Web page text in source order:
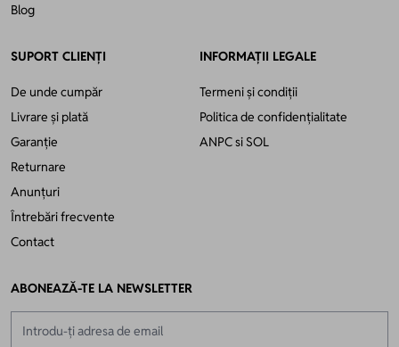
Blog
SUPORT CLIENȚI
De unde cumpăr
Livrare și plată
Garanție
Returnare
Anunțuri
Întrebări frecvente
Contact
INFORMAȚII LEGALE
Termeni și condiții
Politica de confidențialitate
ANPCsi SOL
ABONEAZĂ-TE LA NEWSLETTER